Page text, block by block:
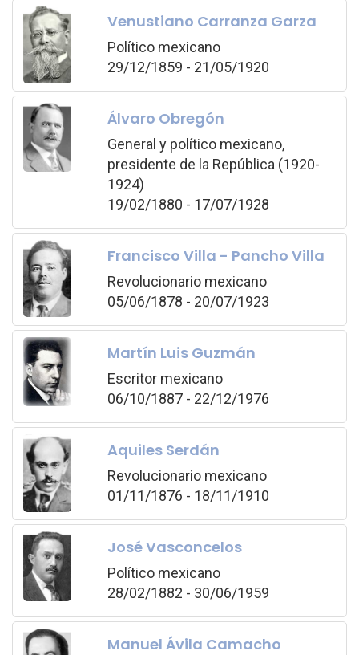
Venustiano Carranza Garza
Político mexicano
29/12/1859 - 21/05/1920
Álvaro Obregón
General y político mexicano,
presidente de la República (1920-
1924)
19/02/1880 - 17/07/1928
Francisco Villa - Pancho Villa
Revolucionario mexicano
05/06/1878 - 20/07/1923
Martín Luis Guzmán
Escritor mexicano
06/10/1887 - 22/12/1976
Aquiles Serdán
Revolucionario mexicano
01/11/1876 - 18/11/1910
José Vasconcelos
Político mexicano
28/02/1882 - 30/06/1959
Manuel Ávila Camacho